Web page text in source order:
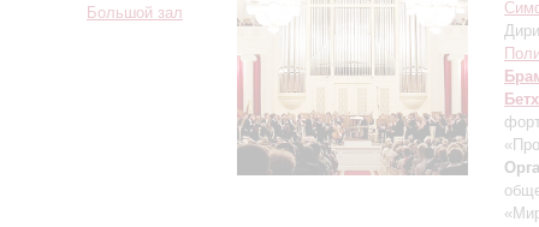
Большой зал